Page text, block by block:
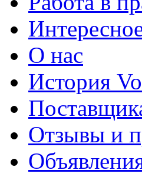
О нас
История
Отзывы и